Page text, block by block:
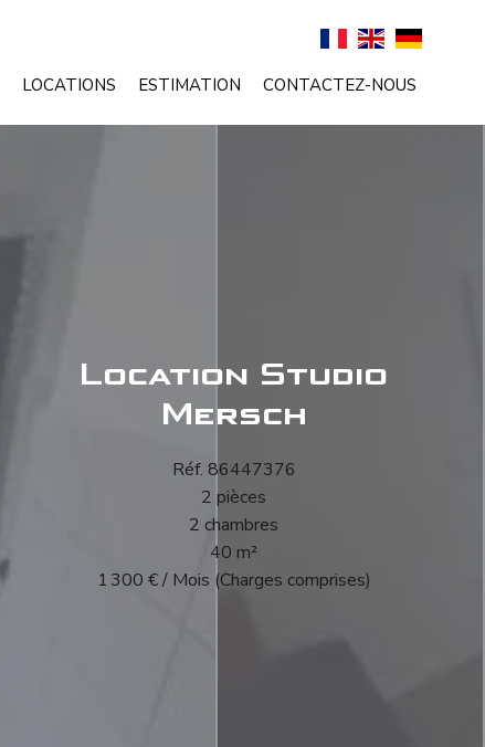
LOCATIONS ESTIMATION CONTACTEZ-NOUS
Location Studio
Mersch
Réf. 86447376
2 pièces
2 chambres
40 m²
1 300 € / Mois (Charges comprises)